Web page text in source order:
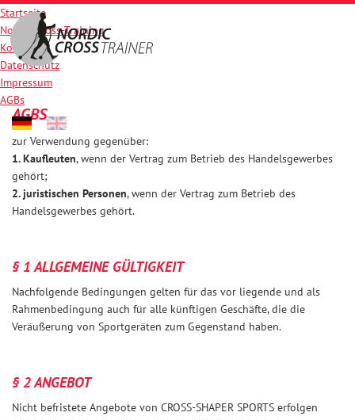
Startseite
Nordic-Cross-Training
Kontakt
Datenschutz
Impressum
AGBs
AGBS
zur Verwendung gegenüber:
1. Kaufleuten, wenn der Vertrag zum Betrieb des Handelsgewerbes
gehört;
2. juristischen Personen, wenn der Vertrag zum Betrieb des
Handelsgewerbes gehört.
§ 1 ALLGEMEINE GÜLTIGKEIT
Nachfolgende Bedingungen gelten für das vor liegende und als
Rahmenbedingung auch für alle künftigen Geschäfte, die die
Veräußerung von Sportgeräten zum Gegenstand haben.
§ 2 ANGEBOT
Nicht befristete Angebote von CROSS-SHAPER SPORTS erfolgen